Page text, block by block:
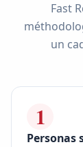
Fast
un
1
Personas